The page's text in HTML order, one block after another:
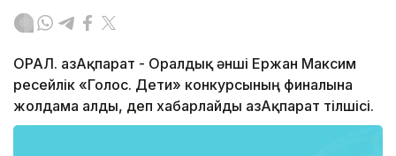
ОРАЛ. ҚазАқпарат - Оралдық әнші Ержан Максим
ресейлік «Голос. Дети» конкурсының финалына
жолдама алды, деп хабарлайды ҚазАқпарат тілшісі.